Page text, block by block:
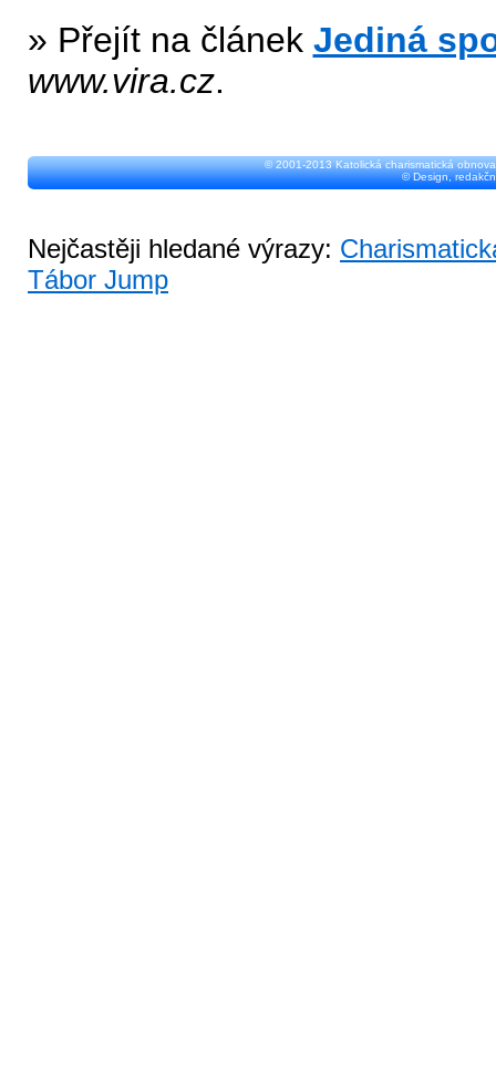
» Přejít na článek Jediná
www.vira.cz.
© 2001-2013 Katolická charismatická
© Design,
Nejčastěji hledané výrazy:
Tábor Jump